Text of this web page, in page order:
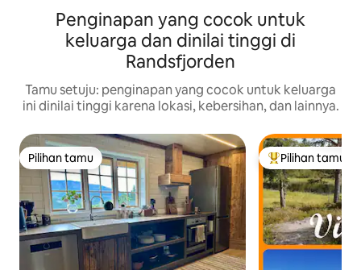
Penginapan yang cocok untuk
keluarga dan dinilai tinggi di
Randsfjorden
Tamu setuju: penginapan yang cocok untuk keluarga
ini dinilai tinggi karena lokasi, kebersihan, dan lainnya.
Pilihan tamu
Pilihan tamu Pilihan tamu
Pilihan tamu